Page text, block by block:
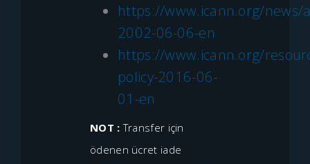
https://www.icann.org/news/
2002-06-06-en
https://www.icann.org/
policy-2016-06-
01-en
NOT :Transfer için
ödenen ücret iade